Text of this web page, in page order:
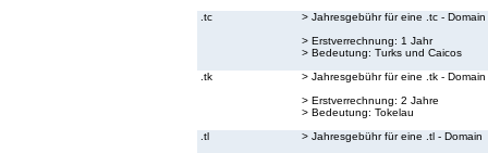
.tc
> Jahresgebühr für eine .tc - Domain
> Erstverrechnung: 1 Jahr
> Bedeutung: Turks und Caicos
.tk
> Jahresgebühr für eine .tk - Domain
> Erstverrechnung: 2 Jahre
> Bedeutung: Tokelau
.tl
> Jahresgebühr für eine .tl - Domain